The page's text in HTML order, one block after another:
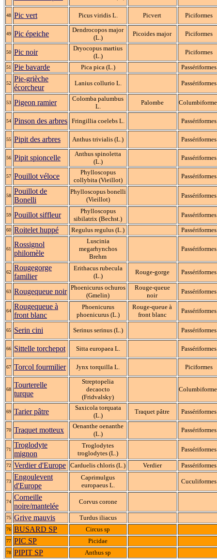
48 Pic vert Picus viridis L. Picvert Piciformes
49 Pic épeiche
Dendrocopos major
(L.)
Picoides major Piciformes
50 Pic noir
Dryocopus martius
(L.)
Piciformes
51 Pie bavarde Pica pica (L.) Passériformes
52
Pie-grièche
écorcheur
Lanius collurio L. Passériformes
53 Pigeon ramier
Colomba palumbus
L.
Palombe
54 Pinson des arbres Fringillia coelebs L. Passériformes
55 Pipit des arbres Anthus trivialis (L.) Passériformes
56 Pipit spioncelle
Anthus spinoletta
(L.)
Passériformes
57 Pouillot véloce
Phylloscopus
collybita (Vieillot)
Passériformes
58
Pouillot de
Bonelli
Phylloscopus bonelli
(Vieillot)
Passériformes
59 Pouillot siffleur
Phylloscopus
sibilatrix (Bechst.)
Passériformes
60 Roitelet huppé Regulus regulus (L.) Passériformes
61
Rossignol
philomèle
Luscinia
megarhynchos
Brehm
Passériformes
62
Rougegorge
familier
Erithacus rubecula
(L.)
Rouge-gorge Passériformes
63 Rougequeue noir Phoenicurus ochuros
(Gmelin)
Rouge-queue
noir
Passériformes
64
Rougequeue à
front blanc
Phoenicurus
phoenicurus (L.)
Rouge-queue à
front blanc
Passériformes
65 Serin cini Serinus serinus (L.) Passériformes
66 Sittelle torchepot Sitta europaea L. Passériformes
67 Torcol fourmilier Jynx torquilla L. Piciformes
68
Tourterelle
turque
Streptopelia
decaocto
(Fridvalsky)
69 Tarier pâtre
Saxicola torquata
(L.)
Traquet pâtre Passériformes
70 Traquet motteux
Oenanthe oenanthe
(L.)
Passériformes
71
Troglodyte
mignon
Troglodytes
troglodytes (L.)
Passériformes
72 Verdier d'Europe Carduelis chloris (L.) Verdier Passériformes
73
Engoulevent
d'Europe
Caprimulgus
europaeus L.
Cuculiformes
74
Corneille
noire/mantelée
Corvus corone
75 Grive mauvis Turdus iliacus
76 BUSARD SP Circus sp
77 PIC SP Picidae
78 PIPIT SP Anthus sp